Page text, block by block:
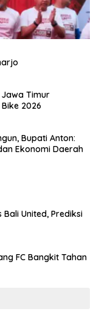
Timur
2026
Bupati Anton:
Ekonomi Daerah
Bali United, Prediksi
FC Bangkit Tahan